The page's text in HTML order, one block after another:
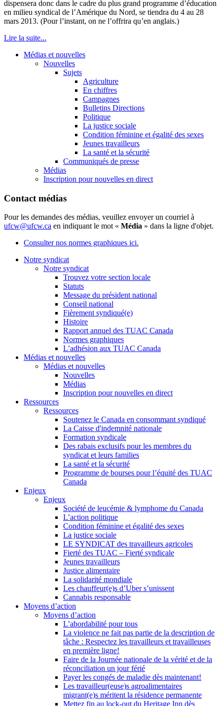
dispensera donc dans le cadre du plus grand programme d’éducation
en milieu syndical de l’Amérique du Nord, se tiendra du 4 au 28
mars 2013. (Pourl’instant, on ne l’offrira qu’en anglais.)
Lire la suite...
Médias et nouvelles
Nouvelles
Sujets
Agriculture
En chiffres
Campagnes
Bulletins Directions
Politique
La justice sociale
Condition féminine et égalité des sexes
Jeunes travailleurs
La santé et la sécurité
Communiqués de presse
Médias
Inscription pour nouvelles en direct
Contact médias
Pour les demandes des médias, veuillez envoyer un courriel à
ufcw@ufcw.ca en indiquant le mot « Média » dans la ligne d'objet.
Consulter nos normes graphiques ici.
Notre syndicat
Notre syndicat
Trouvez votre section locale
Statuts
Message du président national
Conseil national
Fièrement syndiqué(e)
Histoire
Rapport annuel des TUAC Canada
Normes graphiques
L’adhésion aux TUAC Canada
Médias et nouvelles
Médias et nouvelles
Nouvelles
Médias
Inscription pour nouvelles en direct
Ressources
Ressources
Soutenez le Canada en consommant syndiqué
La Caisse d'indemnité nationale
Formation syndicale
Des rabais exclusifs pour les membres du
syndicat et leurs families
La santé et la sécurité
Programme de bourses pour l’équité des TUAC
Canada
Enjeux
Enjeux
Société de leucémie & lymphome du Canada
L’action politique
Condition féminine et égalité des sexes
La justice sociale
LE SYNDICAT des travailleurs agricoles
Fierté des TUAC – Fierté syndicale
Jeunes travailleurs
Justice alimentaire
La solidarité mondiale
Les chauffeur(e)s d’Uber s’unissent
Cannabis responsable
Moyens d’action
Moyens d’action
L’abordabilité pour tous
La violence ne fait pas partie de la description de
tâche : Respectez les travailleurs et travailleuses
en première ligne!
Faire de la Journée nationale de la vérité et de la
réconciliation un jour férié
Payer les congés de maladie dès maintenant!
Les travailleur(euse)s agroalimentaires
migrant(e)s méritent la résidence permanente
Mettez fin au lock-out du Heritage Inn dès